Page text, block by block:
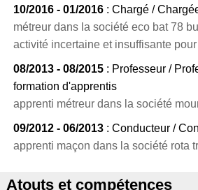
10/2016 - 01/2016 : Chargé /
métreur dans la société eco bat 78
activité incertaine et insuffisante
08/2013 - 08/2015 : Professeur /
formation d'apprentis
apprenti métreur dans la société
09/2012 - 06/2013 : Conducteur /
apprenti maçon dans la société rota
Atouts et compétences